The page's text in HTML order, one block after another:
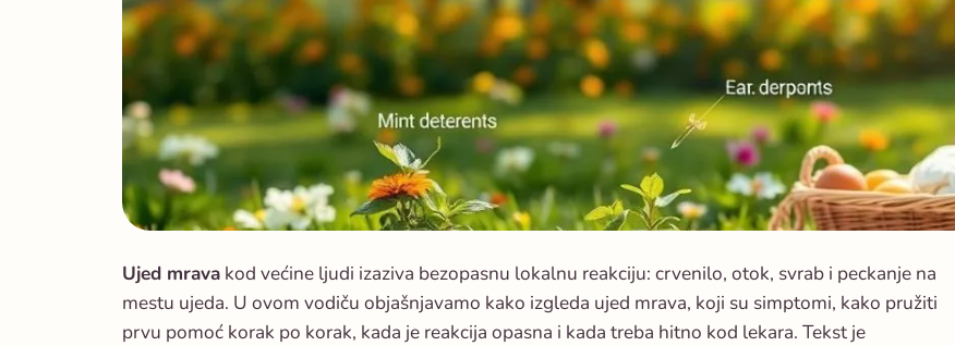
Ujed mrava kod većine ljudi izaziva bezopasnu lokalnu reakciju: crvenilo, otok, svrab i peckanje na
mestu ujeda. U ovom vodiču objašnjavamo kako izgleda ujed mrava, koji su simptomi, kako pružiti
prvu pomoć korak po korak, kada je reakcija opasna i kada treba hitno kod lekara. Tekst je